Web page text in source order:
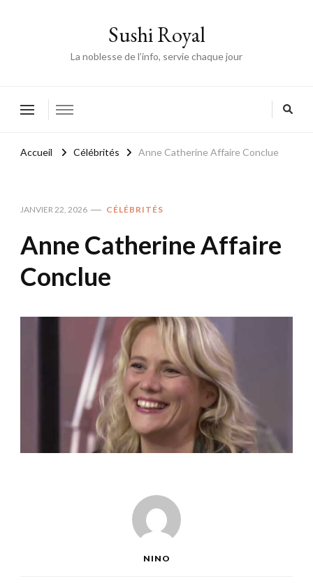
Sushi Royal
La noblesse de l’info, servie chaque jour
Accueil Célébrités Anne Catherine Affaire Conclue
JANVIER 22, 2026 CÉLÉBRITÉS
Anne Catherine Affaire
Conclue
NINO